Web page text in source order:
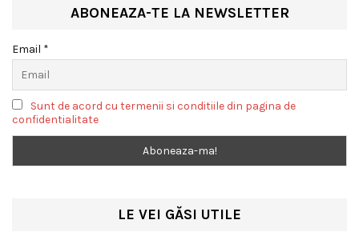
ABONEAZA-TE LA NEWSLETTER
Email *
Sunt de acord cu termenii si conditiile din pagina de
confidentialitate
LE VEI GĂSI UTILE